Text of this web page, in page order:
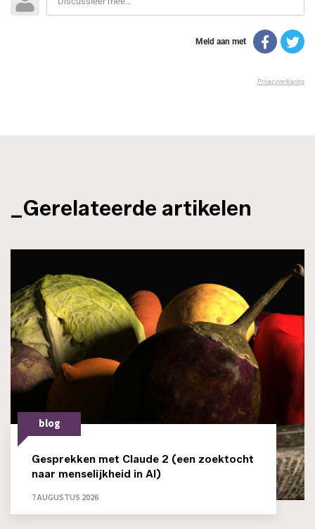
_Gerelateerde artikelen
blog
Gesprekken met Claude 2 (een zoektocht
naar menselijkheid in AI)
7 AUGUSTUS 2026